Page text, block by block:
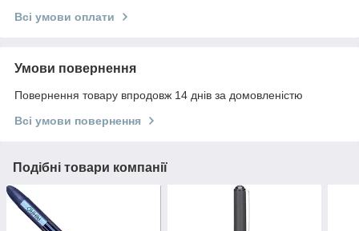
Всі умови оплати
Умови повернення
Повернення товару впродовж 14 днів за домовленістю
Всі умови повернення
Подібні товари компанії